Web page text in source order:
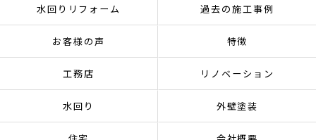
水回りリフォーム 過去の施工事例
お客様の声 特徴
工務店 リノベーション
水回り 外壁塗装